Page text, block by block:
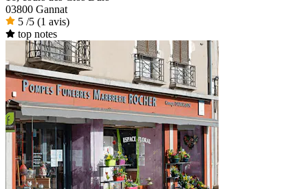
03800 Gannat
5 /5 (1 avis)
top notes